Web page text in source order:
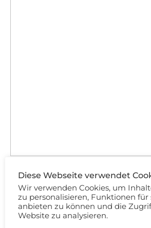
Reinigungsöl aus der
Diese Webseite verwendet
Wir verwenden Cookies, um
zu personalisieren, Funktionen für
anbieten zu können und die
Website zu analysieren.